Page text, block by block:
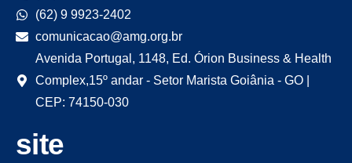
(62) 9 9923-2402
comunicacao@amg.org.br
Avenida Portugal, 1148, Ed. Órion Business & Health
Complex,15º andar - Setor Marista Goiânia - GO |
CEP: 74150-030
site